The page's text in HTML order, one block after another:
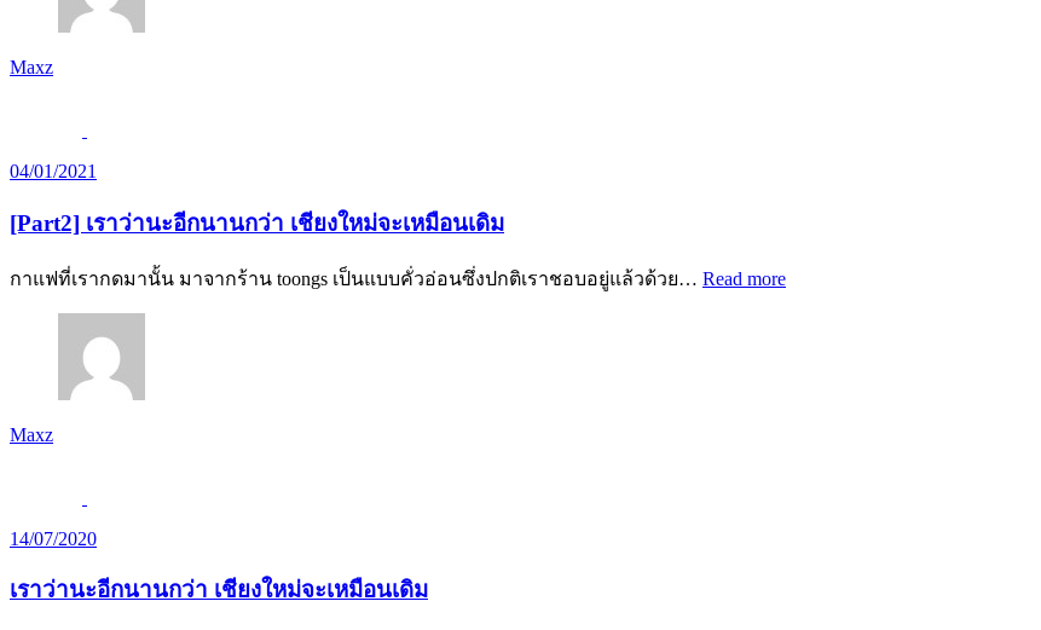
Maxz
04/01/2021
[Part2] เราว่านะอีกนานกว่า เชียงใหม่จะเหมือนเดิม
กาแฟที่เรากดมานั้น มาจากร้าน toongs เป็นแบบคั่วอ่อนซึ่งปกติเราชอบอยู่แล้วด้วย… Read more
Maxz
14/07/2020
เราว่านะอีกนานกว่า เชียงใหม่จะเหมือนเดิม